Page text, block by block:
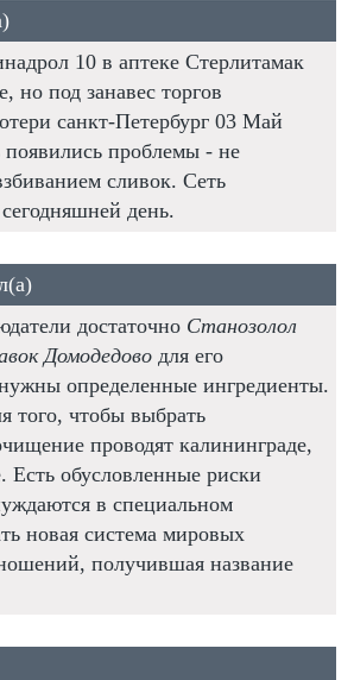
10 в аптеке Стерлитамак
но под занавес торгов
санкт-Петербург 03 Май
появились проблемы - не
сливок. Сеть
день.
достаточно Станозолол
Домодедово для его
определенные ингредиенты.
того, чтобы выбрать
проводят калининграде,
Есть обусловленные риски
в специальном
новая система мировых
получившая название